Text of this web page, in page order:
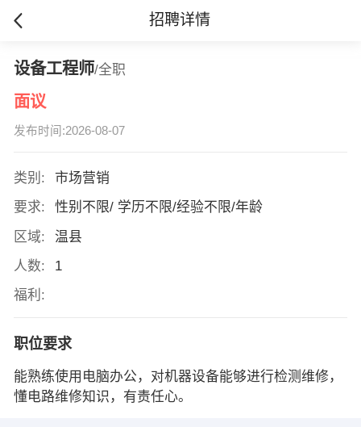
招聘详情
设备工程师/全职
面议
发布时间:2026-08-07
类别:
市场营销
要求:
性别不限/ 学历不限/经验不限/年龄
区域:
温县
人数:
1
福利:
职位要求
能熟练使用电脑办公，对机器设备能够进行检测维修，
懂电路维修知识，有责任心。